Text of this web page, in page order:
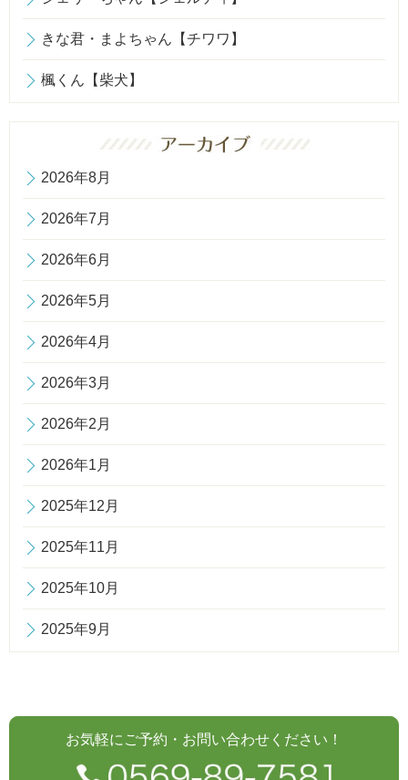
きな君・まよちゃん【チワワ】
楓くん【柴犬】
2026年8月
2026年7月
2026年6月
2026年5月
2026年4月
2026年3月
2026年2月
2026年1月
2025年12月
2025年11月
2025年10月
2025年9月
お気軽にご予約・お問い合わせください！